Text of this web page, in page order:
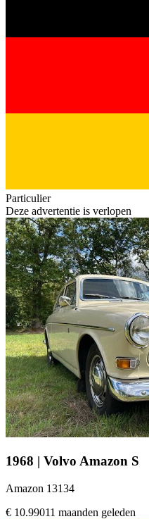
Particulier
Deze advertentie is verlopen
1968 | Volvo Amazon S
Amazon 13134
€ 10.99011 maanden geleden